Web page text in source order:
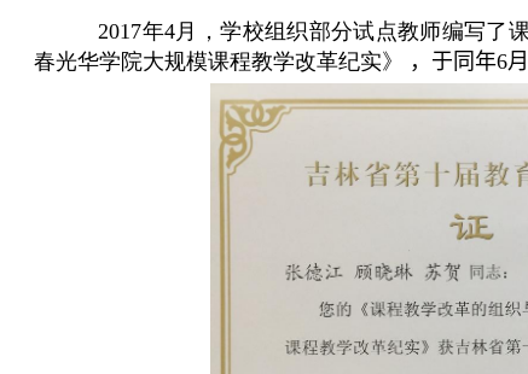
2017年4月，学校组织部分试点教师编写了
春光华学院大规模课程教学改革纪实》
，于同年6